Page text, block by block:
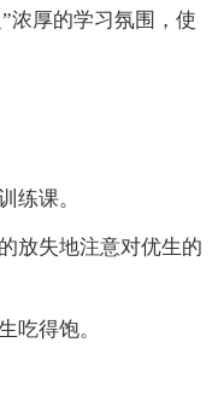
浓厚的学习氛围，使
练课。
放失地注意对优生的
吃得饱。